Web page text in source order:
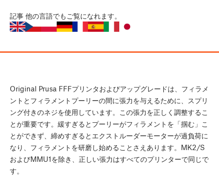
記事 他の言語でもご覧になれます。
Original Prusa FFFプリンタおよびアップグレードは、フィラメ
ントとフィラメントプーリーの間に張力を与えるために、スプリ
ング付きのネジを使用しています。この張力を正しく調整するこ
とが重要です。緩すぎるとプーリーがフィラメントを「掴む」こ
とができず、締めすぎるとエクストルーダーモーターが過負荷に
なり、フィラメントを研磨し始めることさえあります。MK2/S
およびMMU1を除き、正しい張力はすべてのプリンターで同じで
す。